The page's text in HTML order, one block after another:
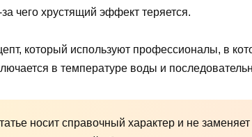
чего хрустящий эффект теряется.
который используют профессионалы, в
в температуре воды и
носит справочный характер и не